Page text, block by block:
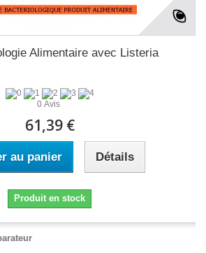
Alimentaire avec Listeria
0 Avis
61,39 €
au panier Détails
Produit en stock